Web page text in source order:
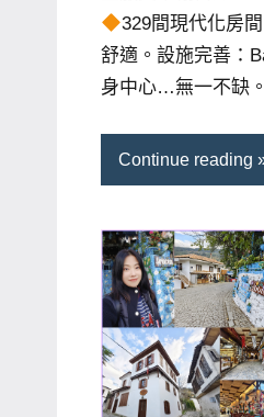
329間現代化房
舒適。設施完善：
身中心…無一不缺。
Continue reading